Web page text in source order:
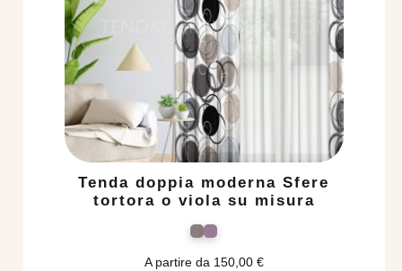
Tenda doppia moderna Sfere
tortora o viola su misura
A partire da 150,00 €